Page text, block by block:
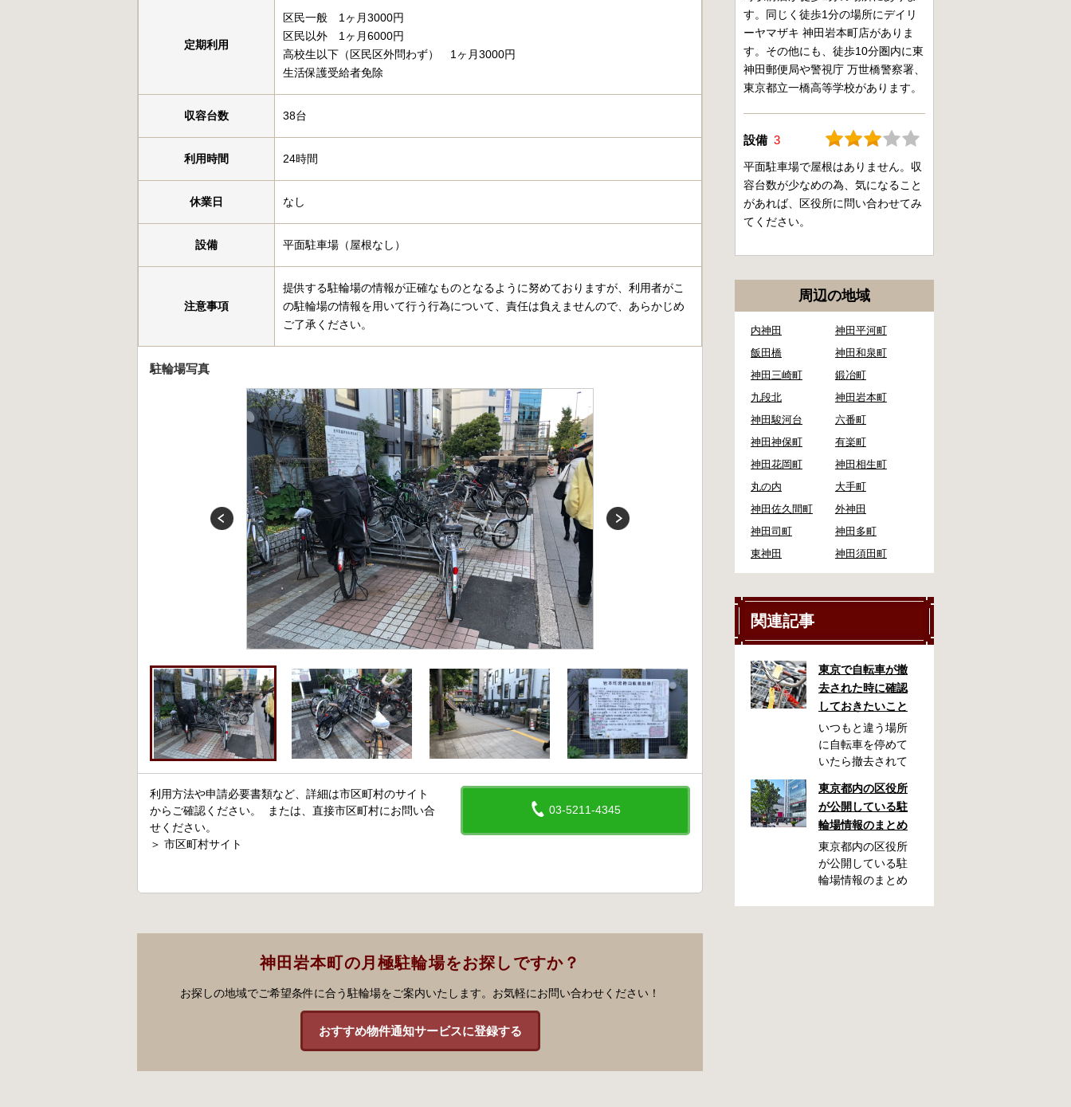
定期利用
区民一般 1ヶ月3000円
区民以外 1ヶ月6000円
高校生以下（区民区外問わず） 1ヶ月3000円
生活保護受給者免除
収容台数 38台
利用時間 24時間
休業日 なし
設備 平面駐車場（屋根なし）
注意事項
提供する駐輪場の情報が正確なものとなるように努めておりますが、利用者がこ
の駐輪場の情報を用いて行う行為について、責任は負えませんので、あらかじめ
ご了承ください。
駐輪場写真
03-5211-4345
利用方法や申請必要書類など、詳細は市区町村のサイト
からご確認ください。 または、直接市区町村にお問い合
せください。
＞ 市区町村サイト
神田岩本町の月極駐輪場をお探しですか？
お探しの地域でご希望条件に合う駐輪場をご案内いたします。お気軽にお問い合わせください！
おすすめ物件通知サービスに登録する
す。同じく徒歩1分の場所にデイリ
ーヤマザキ 神田岩本町店がありま
す。その他にも、徒歩10分圏内に東
神田郵便局や警視庁 万世橋警察署、
東京都立一橋高等学校があります。
設備 3
平面駐車場で屋根はありません。収
容台数が少なめの為、気になること
があれば、区役所に問い合わせてみ
てください。
周辺の地域
内神田
神田平河町
飯田橋
神田和泉町
神田三崎町
鍛冶町
九段北
神田岩本町
神田駿河台
六番町
神田神保町
有楽町
神田花岡町
神田相生町
丸の内
大手町
神田佐久間町
外神田
神田司町
神田多町
東神田
神田須田町
関連記事
東京で自転車が撤
去された時に確認
しておきたいこと
いつもと違う場所
に自転車を停めて
いたら撤去されて
ことが都内で起き
た時、確認してお
きたい情報をまと
めました。どうや
って行けばいい
の？持ち物は？料
東京都内の区役所
が公開している駐
輪場情報のまとめ
東京都内の区役所
が公開している駐
輪場情報のまとめ